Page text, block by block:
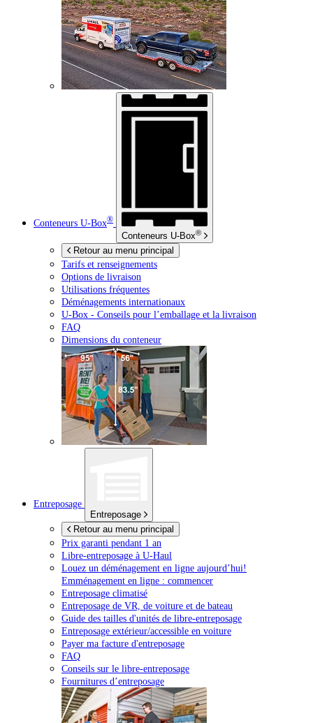
Conteneurs U-Box®
Conteneurs U-Box®
Retour au menu principal
Tarifs et renseignements
Options de livraison
Utilisations fréquentes
Déménagements internationaux
U-Box - Conseils pour l’emballage et la livraison
FAQ
Dimensions du conteneur
Entreposage
Entreposage
Retour au menu principal
Prix garanti pendant 1 an
Libre-entreposage à U-Haul
Louez un déménagement en ligne aujourd’hui!
Emménagement en ligne : commencer
Entreposage climatisé
Entreposage de VR, de voiture et de bateau
Guide des tailles d'unités de libre-entreposage
Entreposage extérieur/accessible en voiture
Payer ma facture d'entreposage
FAQ
Conseils sur le libre-entreposage
Fournitures d’entreposage